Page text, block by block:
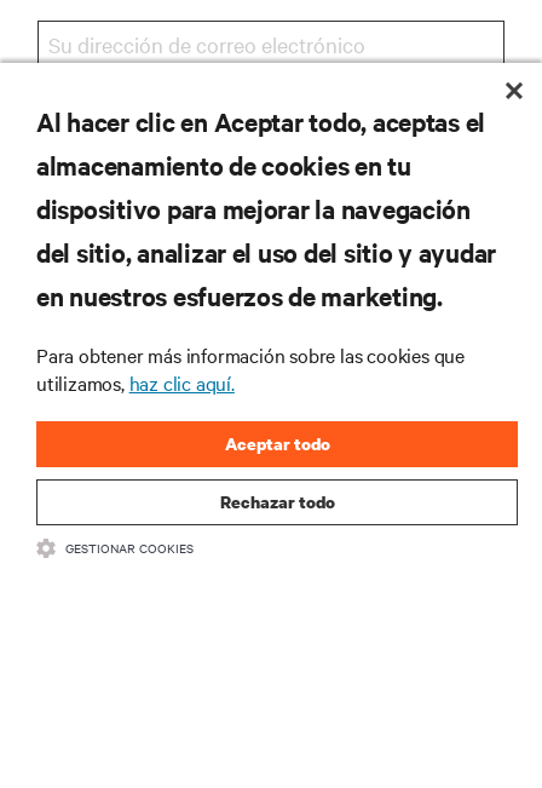
REGISTRARSE
RECURSOS
CORPORATIVO
SÍGANOS
Al hacer clic en Aceptar todo, aceptas el
almacenamiento de cookies en tu
dispositivo para mejorar la navegación
del sitio, analizar el uso del sitio y ayudar
en nuestros esfuerzos de marketing.
Para obtener más información sobre las cookies que
utilizamos, haz clic aquí.
Rechazar todo
Aceptar todo
GESTIONAR COOKIES